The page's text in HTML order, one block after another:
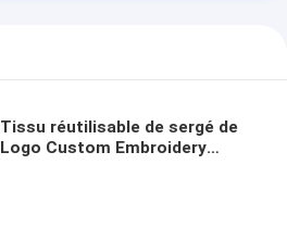
Tissu réutilisable de sergé de
Logo Custom Embroidery